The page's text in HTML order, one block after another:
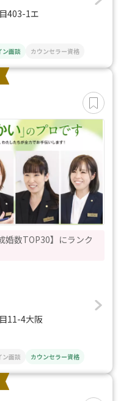
403-1エ
ン面談 カウンセラー資格
数TOP30】にランク
11-4大阪
ン面談 カウンセラー資格